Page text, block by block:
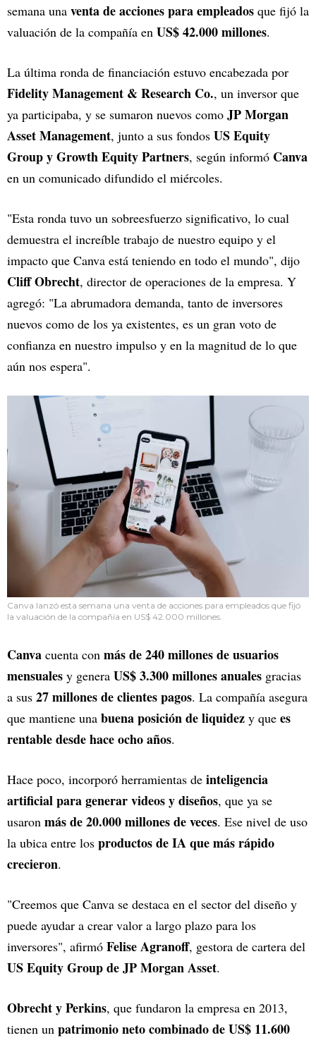
semana una venta de acciones para empleados que fijó la
valuación de la compañía en US$ 42.000 millones.
La última ronda de financiación estuvo encabezada por
Fidelity Management & Research Co., un inversor que
ya participaba, y se sumaron nuevos como JP Morgan
Asset Management, junto a sus fondos US Equity
Group y Growth Equity Partners, según informó Canva
en un comunicado difundido el miércoles.
"Esta ronda tuvo un sobreesfuerzo significativo, lo cual
demuestra el increíble trabajo de nuestro equipo y el
impacto que Canva está teniendo en todo el mundo", dijo
Cliff Obrecht, director de operaciones de la empresa. Y
agregó: "La abrumadora demanda, tanto de inversores
nuevos como de los ya existentes, es un gran voto de
confianza en nuestro impulso y en la magnitud de lo que
aún nos espera".
Canva lanzó esta semana una venta de acciones para empleados que fijó
la valuación de la compañía en US$ 42.000 millones.
Canva cuenta con más de 240 millones de usuarios
mensuales y genera US$ 3.300 millones anuales gracias
a sus 27 millones de clientes pagos. La compañía asegura
que mantiene una buena posición de liquidez y que es
rentable desde hace ocho años.
Hace poco, incorporó herramientas de inteligencia
artificial para generar videos y diseños, que ya se
usaron más de 20.000 millones de veces. Ese nivel de uso
la ubica entre los productos de IA que más rápido
crecieron.
"Creemos que Canva se destaca en el sector del diseño y
puede ayudar a crear valor a largo plazo para los
inversores", afirmó Felise Agranoff, gestora de cartera del
US Equity Group de JP Morgan Asset.
Obrecht y Perkins, que fundaron la empresa en 2013,
tienen un patrimonio neto combinado de US$ 11.600